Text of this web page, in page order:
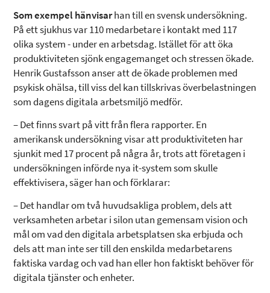
Som exempel hänvisarhan till en svensk undersökning.
På ett sjukhus var 110 medarbetare i kontakt med 117
olika system - under en arbetsdag. Istället för att öka
produktiviteten sjönk engagemanget och stressen ökade.
Henrik Gustafsson anser att de ökade problemen med
psykisk ohälsa, till viss del kan tillskrivas överbelastningen
som dagens digitala arbetsmiljö medför.
– Det finns svart på vitt från flera rapporter. En
amerikansk undersökning visar att produktiviteten har
sjunkit med 17 procent på några år, trots att företagen i
undersökningen införde nya it-system som skulle
effektivisera, säger han och förklarar:
– Det handlar om två huvudsakliga problem, dels att
verksamheten arbetar i silon utan gemensam vision och
mål om vad den digitala arbetsplatsen ska erbjuda och
dels att man inte ser till den enskilda medarbetarens
faktiska vardag och vad han eller hon faktiskt behöver för
digitala tjänster och enheter.